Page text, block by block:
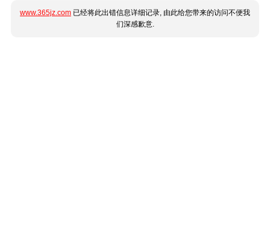
www.365jz.com 已经将此出错信息详细记录, 由此给您带来的访问不便我
们深感歉意.